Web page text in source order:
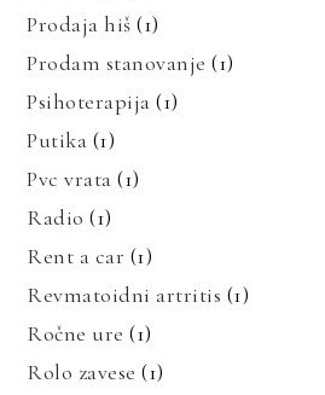
Prodaja hiš (1)
Prodam stanovanje (1)
Psihoterapija (1)
Putika (1)
Pvc vrata (1)
Radio (1)
Rent a car (1)
Revmatoidni artritis (1)
Ročne ure (1)
Rolo zavese (1)